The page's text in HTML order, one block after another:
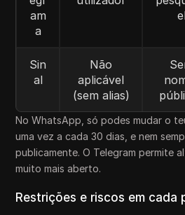
am
a
Sin
al
Não
aplicável
(sem alias)
No WhatsApp, só podes mudar o
uma vez a cada 30 dias, e nem
publicamente. O Telegram permite
muito mais aberto.
Restrições e riscos em cada